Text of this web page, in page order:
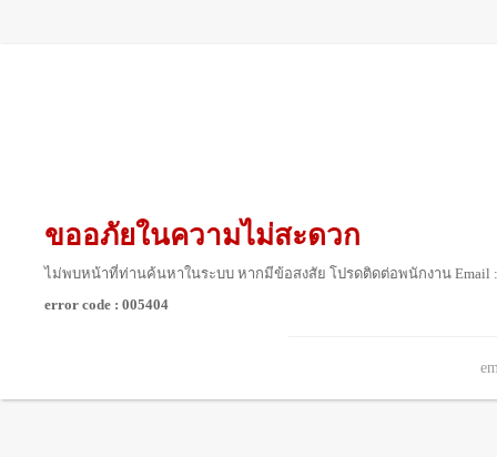
ขออภัยในความไม่สะดวก
ไม่พบหน้าที่ท่านค้นหาในระบบ หากมีข้อสงสัย โปรดติดต่อพนักงาน Email :
error code : 005404